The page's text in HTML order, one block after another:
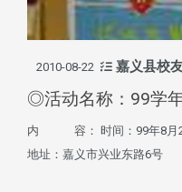
2010-08-22 嘉义县校
◎活动名称：99学
内 容： 时间：99年8月22
地址：嘉义市兴业东路6号